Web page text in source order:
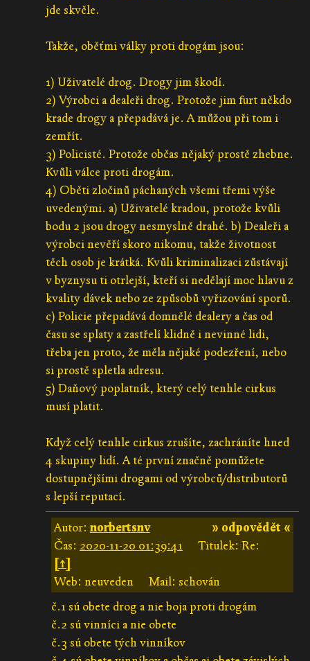
jde skvěle.
Takže, oběťmi války proti drogám jsou:
1) Uživatelé drog. Drogy jim škodí.
2) Výrobci a dealeři drog. Protože jim furt někdo
krade drogy a přepadává je. A můžou při tom i
zemřít.
3) Policisté. Protože občas nějaký prostě zhebne.
Kvůli válce proti drogám.
4) Oběti zločinů páchaných všemi třemi výše
uvedenými. a) Uživatelé kradou, protože kvůli
bodu 2 jsou drogy nesmyslně drahé. b) Dealeři a
výrobci nevěří skoro nikomu, takže životnost
těch osob je krátká. Kvůli kriminalizaci zůstávají
v byznysu ti otrlejší, kteří si nedělají moc hlavu z
kvality dávek nebo ze způsobů vyřizování sporů.
c) Policie přepadává domnělé dealery a čas od
času se splaty a zastřelí klidně i nevinné lidi,
třeba jen proto, že měla nějaké podezření, nebo
si prostě spletla adresu.
5) Daňový poplatník, který celý tenhle cirkus
musí platit.
Když celý tenhle cirkus zrušíte, zachráníte hned
4 skupiny lidí. A té první značně pomůžete
dostupnějšími drogami od výrobců/distributorů
s lepší reputací.
» odpovědět «
Autor:norbertsnv
Čas: 2020-11-20 01:39:41
Titulek: Re:
[↑]
Web: neuveden
Mail: schován
č.1 sú obete drog a nie boja proti drogám
č.2 sú vinníci a nie obete
č.3 sú obete tých vinníkov